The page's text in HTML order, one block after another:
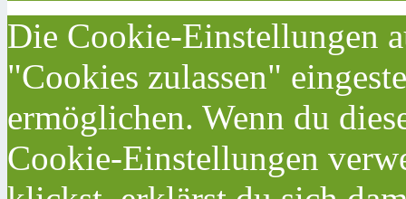
Die Cookie-Einstellungen
"Cookies zulassen"
ermöglichen. Wenn du
Cookie-Einstellungen